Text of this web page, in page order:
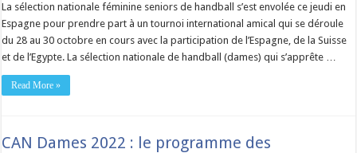
La sélection nationale féminine seniors de handball s’est envolée ce jeudi en
Espagne pour prendre part à un tournoi international amical qui se déroule
du 28 au 30 octobre en cours avec la participation de l’Espagne, de la Suisse
et de l’Egypte. La sélection nationale de handball (dames) qui s’apprête …
Read More »
CAN Dames 2022 : le programme des